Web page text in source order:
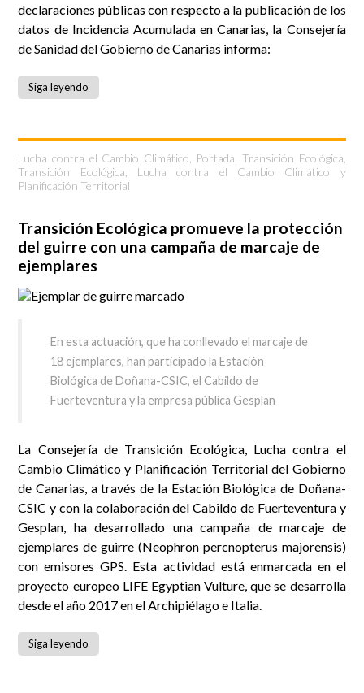
declaraciones públicas con respecto a la publicación de los
datos de Incidencia Acumulada en Canarias, la Consejería
de Sanidad del Gobierno de Canarias informa:
Siga leyendo
Lucha contra el Cambio Climático Portada Transición Ecológica
Transición Ecológica, Lucha contra el Cambio Climático y
Planificación Territorial
Transición Ecológica promueve la protección
del guirre con una campaña de marcaje de
ejemplares
En esta actuación, que ha conllevado el marcaje de
18 ejemplares, han participado la Estación
Biológica de Doñana-CSIC, el Cabildo de
Fuerteventura y la empresa pública Gesplan
La Consejería de Transición Ecológica, Lucha contra el
Cambio Climático y Planificación Territorial del Gobierno
de Canarias, a través de la Estación Biológica de Doñana-
CSIC y con la colaboración del Cabildo de Fuerteventura y
Gesplan, ha desarrollado una campaña de marcaje de
ejemplares de guirre (Neophron percnopterus majorensis)
con emisores GPS. Esta actividad está enmarcada en el
proyecto europeo LIFE Egyptian Vulture, que se desarrolla
desde el año 2017 en el Archipiélago e Italia.
Siga leyendo